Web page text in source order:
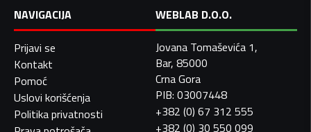
NAVIGACIJA
Prijavi se
Kontakt
Pomoć
Uslovi korišćenja
Politika privatnosti
WEBLAB D.O.O.
Jovana Tomaševića 1,
Bar, 85000
Crna Gora
PIB: 03007448
+382 (0) 67 312 555
+382 (0) 30 550 099